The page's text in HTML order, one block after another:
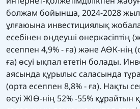
болжам бойынша, 2024-2028
ұлғаюына инвестициялық
есебінен өңдеуші өнеркәсіптің
есеппен 4,9% - ға) және АӨК-нің
ға) өсуі ықпал ететін болады.
аясында құрылыс саласында
(орта есеппен 8,8% - ға). Нақты
өсуі ЖІӨ-нің 52% -55% құрайтын